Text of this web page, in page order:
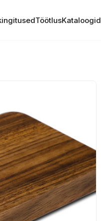
TöötlusKataloogid